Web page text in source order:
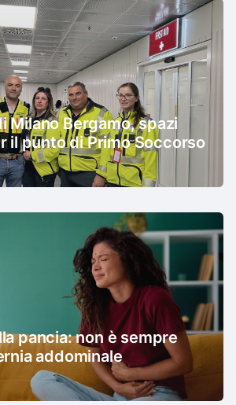
Milano Bergamo, spazi
il punto di Primo Soccorso
pancia: non è sempre
addominale